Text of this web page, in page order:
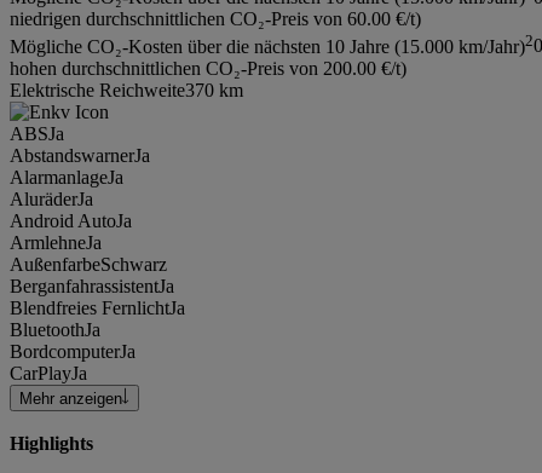
niedrigen durchschnittlichen CO₂-Preis von 60.00 €/t)
Mögliche CO₂-Kosten über die nächsten 10 Jahre (15.000 km/Jahr)2
hohen durchschnittlichen CO₂-Preis von 200.00 €/t)
Elektrische Reichweite370 km
ABSJa
AbstandswarnerJa
AlarmanlageJa
AluräderJa
Android AutoJa
ArmlehneJa
AußenfarbeSchwarz
BerganfahrassistentJa
Blendfreies FernlichtJa
BluetoothJa
BordcomputerJa
CarPlayJa
Mehr anzeigen
Highlights